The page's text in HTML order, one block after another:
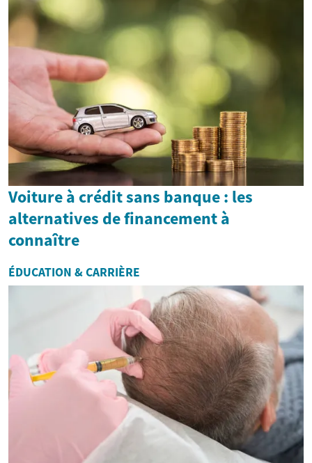
Voiture à crédit sans banque : les
alternatives de financement à
connaître
ÉDUCATION & CARRIÈRE